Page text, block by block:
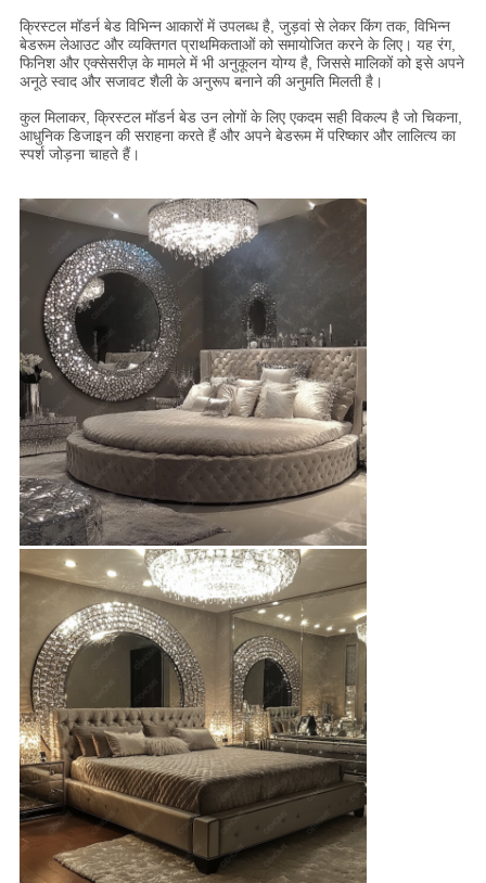
क्रिस्टल मॉडर्न बेड विभिन्न आकारों में उपलब्ध है, जुड़वां से लेकर किंग तक, विभिन्न
बेडरूम लेआउट और व्यक्तिगत प्राथमिकताओं को समायोजित करने के लिए। यह रंग,
फिनिश और एक्सेसरीज़ के मामले में भी अनुकूलन योग्य है, जिससे मालिकों को इसे अपने
अनूठे स्वाद और सजावट शैली के अनुरूप बनाने की अनुमति मिलती है।
कुल मिलाकर, क्रिस्टल मॉडर्न बेड उन लोगों के लिए एकदम सही विकल्प है जो चिकना,
आधुनिक डिजाइन की सराहना करते हैं और अपने बेडरूम में परिष्कार और लालित्य का
स्पर्श जोड़ना चाहते हैं।